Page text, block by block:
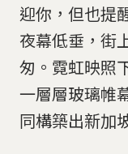
迎你，但也提
夜幕低垂，街
匆。霓虹映照
一層層玻璃帷
同構築出新加